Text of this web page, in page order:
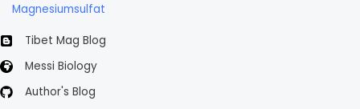
Magnesiumsulfat
Tibet Mag Blog
Messi Biology
Author's Blog